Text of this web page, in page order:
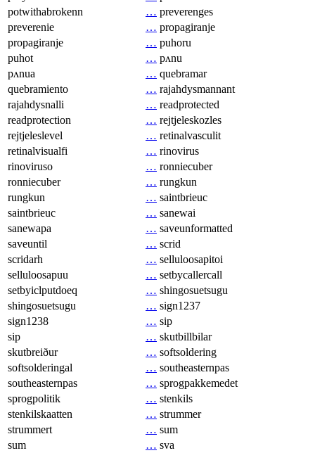
potwithabrokenn
… preverenges
preverenie
… propagiranje
propagiranje
… puhoru
puhot
… pʌnu
pʌnua
… quebramar
quebramiento
… rajahdysmannant
rajahdysnalli
… readprotected
readprotection
… rejtjeleskozles
rejtjeleslevel
… retinalvasculit
retinalvisualfi
… rinovirus
rinoviruso
… ronniecuber
ronniecuber
… rungkun
rungkun
… saintbrieuc
saintbrieuc
… sanewai
sanewapa
… saveunformatted
saveuntil
… scrid
scridarh
… selluloosapitoi
selluloosapuu
… setbycallercall
setbyiclputdoeq
… shingosuetsugu
shingosuetsugu
… sign1237
sign1238
… sip
sip
… skutbillbilar
skutbreiður
… softsoldering
softsolderingal
… southeasternpas
southeasternpas
… sprogpakkemedet
sprogpolitik
… stenkils
stenkilskaatten
… strummer
strummert
… sum
sum
… sva